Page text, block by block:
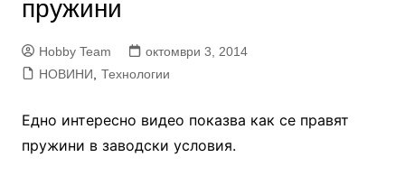
пружини
Hobby Team
октомври 3, 2014
НОВИНИ
Технологии
Едно интересно видео показва как се правят
пружини в заводски условия.